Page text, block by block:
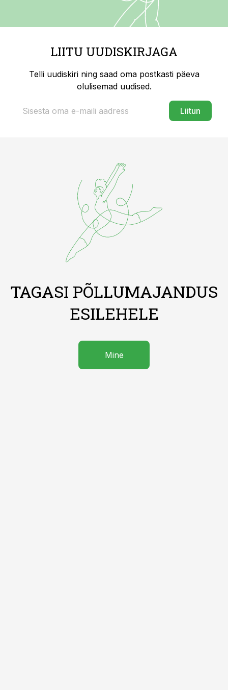
LIITU UUDISKIRJAGA
Telli uudiskiri ning saad oma postkasti päeva
olulisemad uudised.
Liitun
TAGASI PÕLLUMAJANDUS
ESILEHELE
Mine